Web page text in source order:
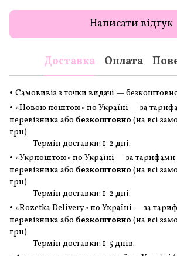
Написати відгук
Доставка Оплата
• Самовивіз з точки видачі —
• «Новою поштою» по Україні — за
перевізника або безкоштовно (на всі
грн)
Термін доставки: 1-2 дні.
• «Укрпоштою» по Україні — за тарифами
перевізника або безкоштовно (на всі
грн)
Термін доставки: 1-2 дні.
• «Rozetka Delivery» по Україні — за
перевізника або безкоштовно (на всі
грн)
Термін доставки: 1-5 днів.